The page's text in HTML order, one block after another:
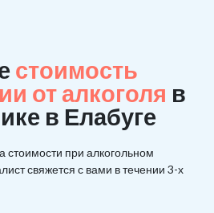
стоимость
от алкоголя в
в Елабуге
стоимости при алкогольном
свяжется с вами в течении 3-х